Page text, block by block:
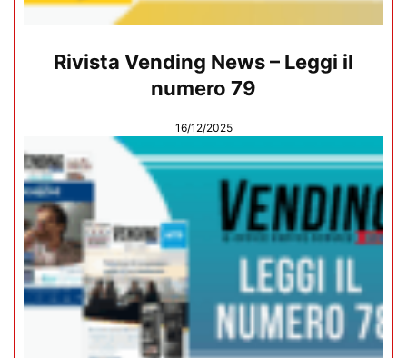
Rivista Vending News – Leggi il
numero 79
16/12/2025